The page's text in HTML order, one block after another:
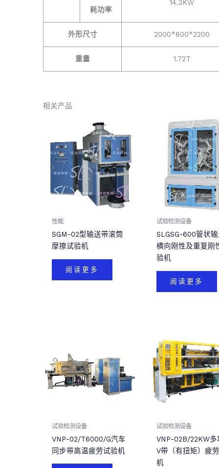
耗功率
14.3KW
外形尺寸 2000*800*2200
重量 1.72T
相关产品
性能
SGM-02型输送带滚筒
摩擦试验机
阅读更多
试验检测设备
SLGSG-600管状
横向刚性及重复刚
验机
阅读更多
试验检测设备
VNP-02/T6000/G汽车
同步带高温疲劳试验机
试验检测设备
VNP-02B/22KW多
V带（有扭矩）疲
机